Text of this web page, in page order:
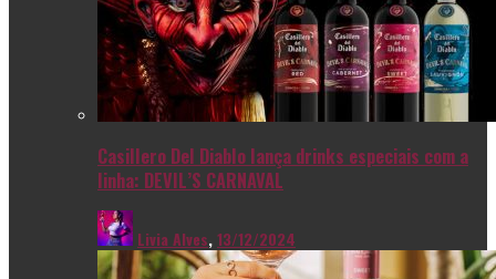
Casillero Del Diablo lança drinks especiais com a
linha: DEVIL’S CARNAVAL
Livia Alves,13/12/2024